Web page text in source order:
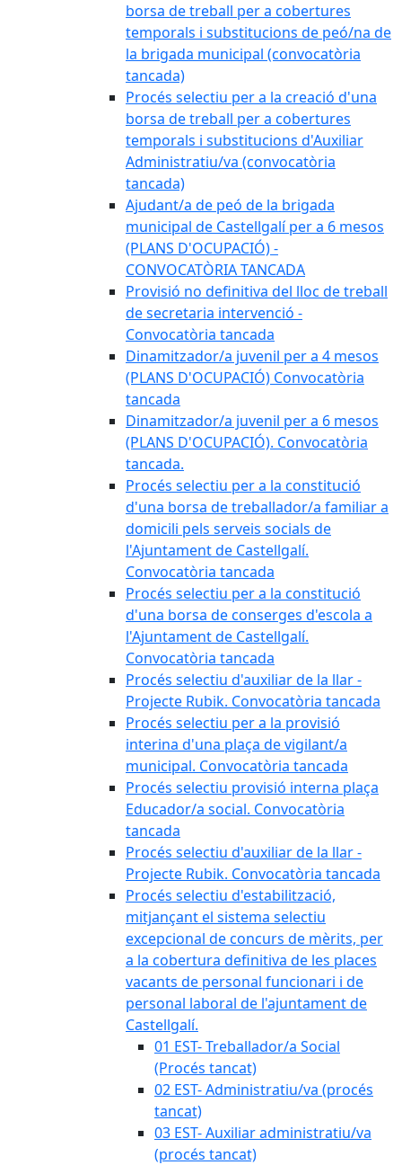
borsa de treball per a cobertures
temporals i substitucions de peó/na de
la brigada municipal (convocatòria
tancada)
Procés selectiu per a la creació d'una
borsa de treball per a cobertures
temporals i substitucions d'Auxiliar
Administratiu/va (convocatòria
tancada)
Ajudant/a de peó de la brigada
municipal de Castellgalí per a 6 mesos
(PLANS D'OCUPACIÓ) -
CONVOCATÒRIA TANCADA
Provisió no definitiva del lloc de treball
de secretaria intervenció -
Convocatòria tancada
Dinamitzador/a juvenil per a 4 mesos
(PLANS D'OCUPACIÓ) Convocatòria
tancada
Dinamitzador/a juvenil per a 6 mesos
(PLANS D'OCUPACIÓ). Convocatòria
tancada.
Procés selectiu per a la constitució
d'una borsa de treballador/a familiar a
domicili pels serveis socials de
l'Ajuntament de Castellgalí.
Convocatòria tancada
Procés selectiu per a la constitució
d'una borsa de conserges d'escola a
l'Ajuntament de Castellgalí.
Convocatòria tancada
Procés selectiu d'auxiliar de la llar -
Projecte Rubik. Convocatòria tancada
Procés selectiu per a la provisió
interina d'una plaça de vigilant/a
municipal. Convocatòria tancada
Procés selectiu provisió interna plaça
Educador/a social. Convocatòria
tancada
Procés selectiu d'auxiliar de la llar -
Projecte Rubik. Convocatòria tancada
Procés selectiu d'estabilització,
mitjançant el sistema selectiu
excepcional de concurs de mèrits, per
a la cobertura definitiva de les places
vacants de personal funcionari i de
personal laboral de l'ajuntament de
Castellgalí.
01 EST- Treballador/a Social
(Procés tancat)
02 EST- Administratiu/va (procés
tancat)
03 EST- Auxiliar administratiu/va
(procés tancat)